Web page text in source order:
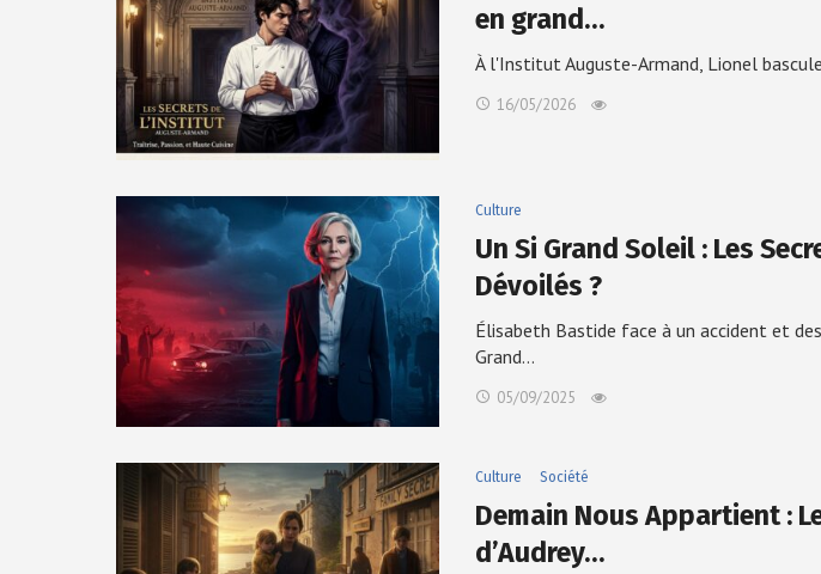
en grand…
À l'Institut Auguste-Armand, Lionel
16/05/2026
Culture
Un Si Grand Soleil : Les
Dévoilés ?
Élisabeth Bastide face à un accident et
Grand…
05/09/2025
Culture Société
Demain Nous Appartient :
d’Audrey…